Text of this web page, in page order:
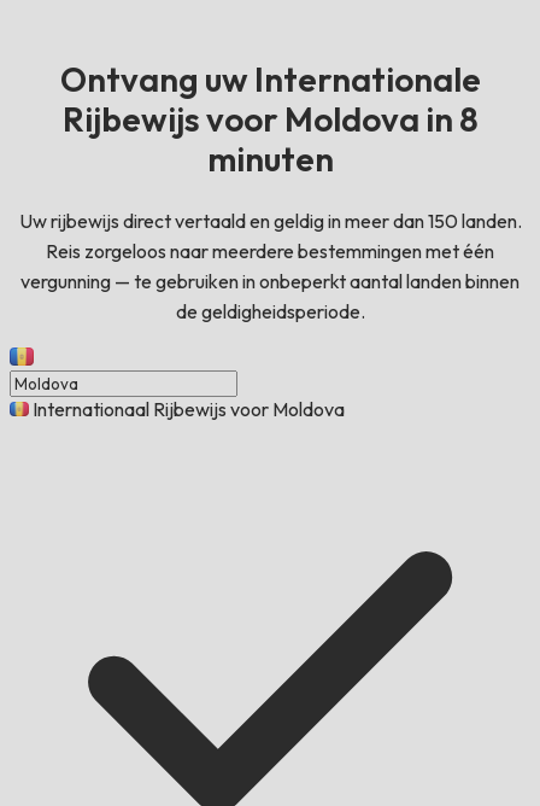
Ontvang uw Internationale
Rijbewijs voor Moldova in 8
minuten
Uw rijbewijs direct vertaald en geldig in meer dan 150 landen.
Reis zorgeloos naar meerdere bestemmingen met één
vergunning — te gebruiken in onbeperkt aantal landen binnen
de geldigheidsperiode.
Internationaal Rijbewijs voor Moldova